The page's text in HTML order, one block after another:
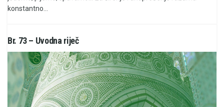
konstantno...
Br. 73 – Uvodna riječ